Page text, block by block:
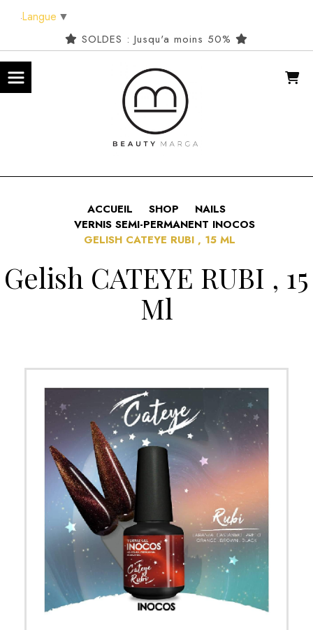
SOLDES : Jusqu'a moins 50%
ACCUEIL SHOP
NAILS
VERNIS SEMI-PERMANENT INOCOS
GELISH CATEYE RUBI , 15 ML
Gelish CATEYE RUBI , 15
Ml
Langue ▼